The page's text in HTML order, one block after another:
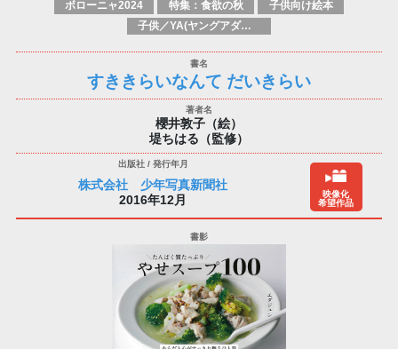
ボローニャ2024 特集：食欲の秋
子供向け絵本
子供／YA(ヤングアダルト)向け個人的＆社会的トピックス：体&健康
すききらいなんて だいきらい
櫻井敦子（絵）
堤ちはる（監修）
株式会社 少年写真新聞社
2016年12月
映像化
希望作品